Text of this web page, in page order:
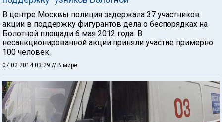
В центре Москвы полиция задержала 37 участников
акции в поддержку фигурантов дела о беспорядках на
Болотной площади 6 мая 2012 года. В
несанкционированной акции приняли участие примерно
100 человек.
07.02.2014 03:29 // В мире